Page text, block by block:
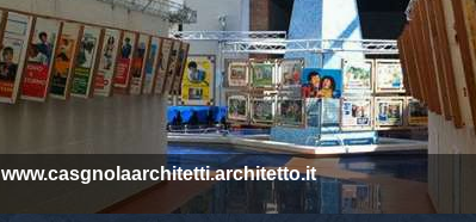
www.casgnolaarchitetti.architetto.it